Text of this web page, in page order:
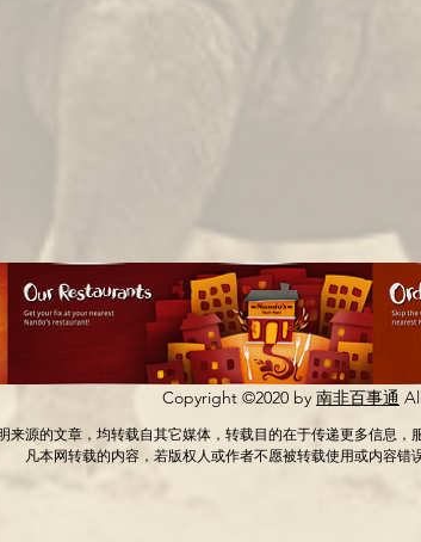
来源的文章，均转载自其它媒体，转载目的在于传递更多信息，
凡本网转载的内容，若版权人或作者不愿被转载使用或内容错
Copyright ©2020 by 南非百事通